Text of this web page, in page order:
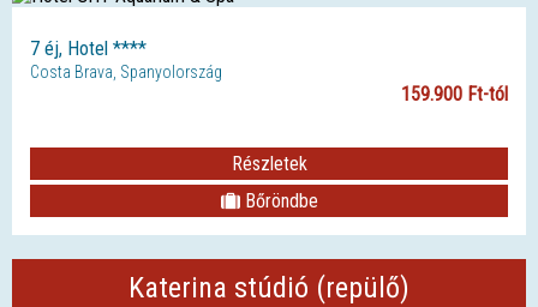
7 éj, Hotel ****
Costa Brava, Spanyolország
159.900 Ft-tól
Részletek
Bőröndbe
Katerina stúdió (repülő)